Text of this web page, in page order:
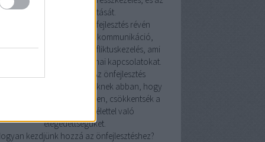
alvásminőség javítását.
4. Jobb kapcsolatok: Az önfejlesztés révén
javulhat az emberek közötti kommunikáció,
képességek, és konfliktuskezelés, ami
a személyes és szakmai kapcsolatokat.
5. Tudatosság és jelenlét: Az önfejlesztés
segíthet az embereknek abban, hogy
éljenek a jelenben, csökkentsék a
stresszt és növeljék az élettel való
elégedettségüket.
kezdjünk hozzá az önfejlesztéshez?